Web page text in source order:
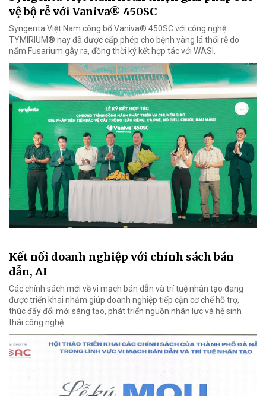
vệ bộ rễ với Vaniva® 450SC
Syngenta Việt Nam công bố Vaniva® 450SC với công nghệ
TYMIRIUM® nay đã được cấp phép cho bệnh vàng lá thối rễ do
nấm Fusarium gây ra, đồng thời ký kết hợp tác với WASI.
Kết nối doanh nghiệp với chính sách bán
dẫn, AI
Các chính sách mới về vi mạch bán dẫn và trí tuệ nhân tạo đang
được triển khai nhằm giúp doanh nghiệp tiếp cận cơ chế hỗ trợ,
thúc đẩy đổi mới sáng tạo, phát triển nguồn nhân lực và hệ sinh
thái công nghệ.